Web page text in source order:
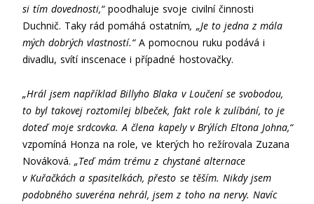
si tím dovednosti,“poodhaluje svoje civilní činnosti
Duchnič. Taky rád pomáhá ostatním, „Je to jedna z mála
mých dobrých vlastností.“A pomocnou ruku podává i
divadlu, svítí inscenace i případné hostovačky.
„Hrál jsem například Billyho Blaka v Loučení se svobodou,
to byl takovej roztomilej blbeček, fakt role k zulíbání, to je
doteď moje srdcovka. A člena kapely v Brýlích Eltona Johna,“
vzpomíná Honza na role, ve kterých ho režírovala Zuzana
Nováková.„Teď mám trému z chystané alternace
v Kuřačkách a spasitelkách, přesto se těším. Nikdy jsem
podobného suveréna nehrál, jsem z toho na nervy. Navíc